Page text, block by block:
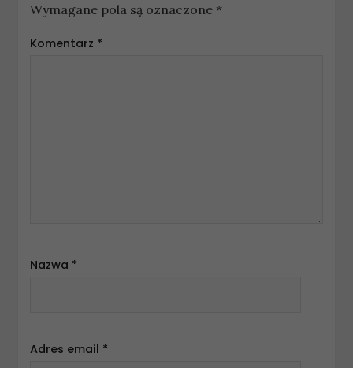
Wymagane pola są oznaczone *
Komentarz *
Nazwa *
Adres email *